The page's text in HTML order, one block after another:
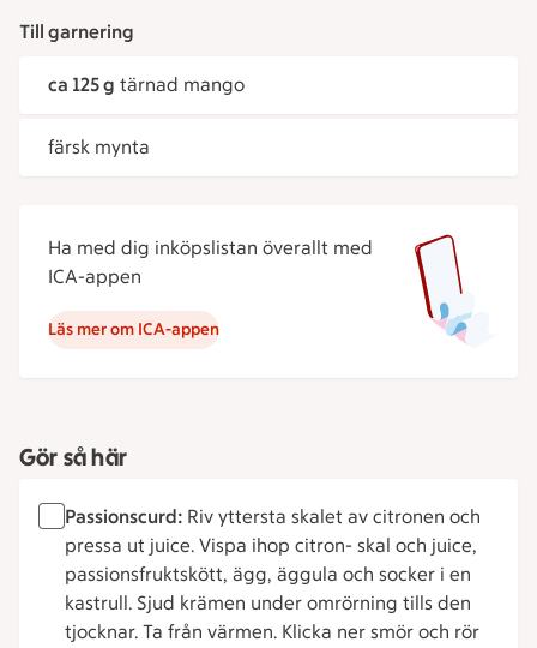
Till garnering
ca 125 g tärnad mango
färsk mynta
Ha med dig inköpslistan överallt med
ICA-appen
Läs mer om ICA-appen
Gör så här
Passionscurd: Riv yttersta skalet av citronen och
pressa ut juice. Vispa ihop citron- skal och juice,
passionsfruktskött, ägg, äggula och socker i en
kastrull. Sjud krämen under omrörning tills den
tjocknar. Ta från värmen. Klicka ner smör och rör